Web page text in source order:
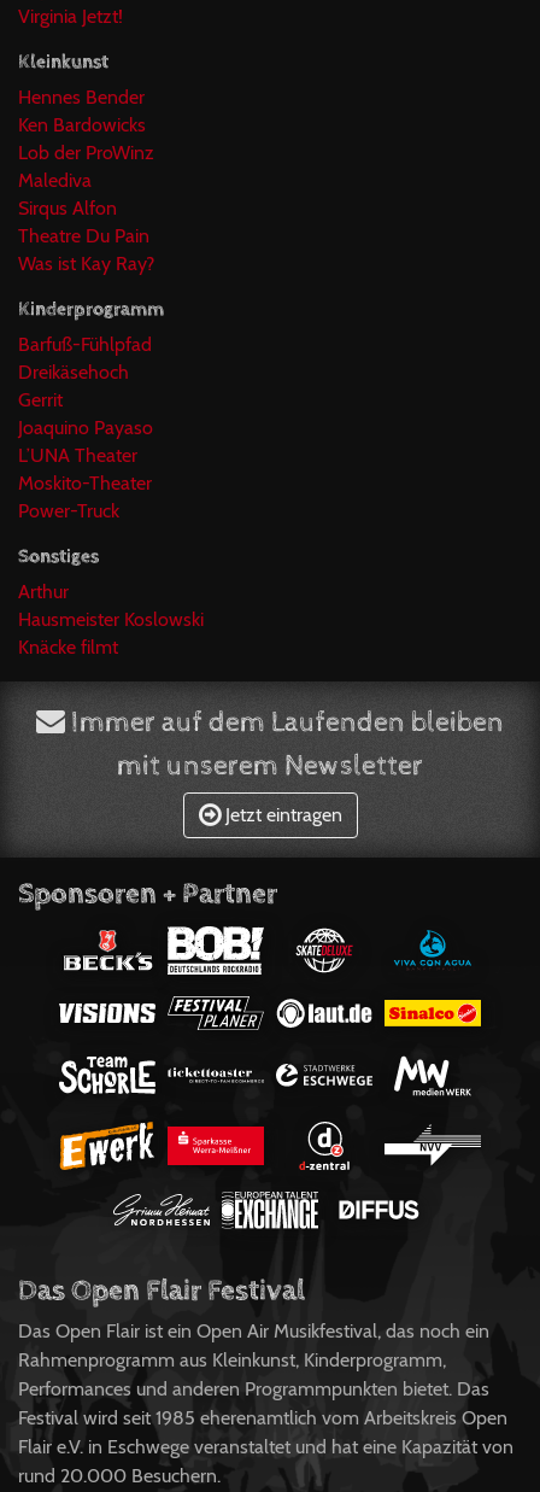
Virginia Jetzt!
Kleinkunst
Hennes Bender
Ken Bardowicks
Lob der ProWinz
Malediva
Sirqus Alfon
Theatre Du Pain
Was ist Kay Ray?
Kinderprogramm
Barfuß-Fühlpfad
Dreikäsehoch
Gerrit
Joaquino Payaso
L’UNA Theater
Moskito-Theater
Power-Truck
Sonstiges
Arthur
Hausmeister Koslowski
Knäcke filmt
Immer auf dem Laufenden bleiben
mit unserem Newsletter
Jetzt eintragen
Sponsoren + Partner
Das Open Flair Festival
Das Open Flair ist ein Open Air Musikfestival, das noch ein
Rahmenprogramm aus Kleinkunst, Kinderprogramm,
Performances und anderen Programmpunkten bietet. Das
Festival wird seit 1985 eherenamtlich vom Arbeitskreis Open
Flair e.V. in Eschwege veranstaltet und hat eine Kapazität von
rund 20.000 Besuchern.